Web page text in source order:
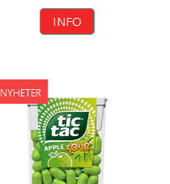
INFO
NYHETER